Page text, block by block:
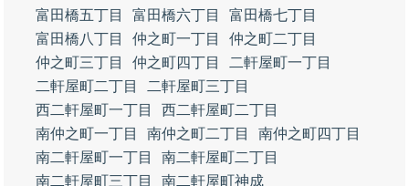
富田橋五丁目
富田橋六丁目
富田橋七丁目
富田橋八丁目
仲之町一丁目
仲之町二丁目
仲之町三丁目
仲之町四丁目
二軒屋町一丁目
二軒屋町二丁目
二軒屋町三丁目
西二軒屋町一丁目
西二軒屋町二丁目
南仲之町一丁目
南仲之町二丁目
南仲之町四丁目
南二軒屋町一丁目
南二軒屋町二丁目
南二軒屋町三丁目
南二軒屋町神成